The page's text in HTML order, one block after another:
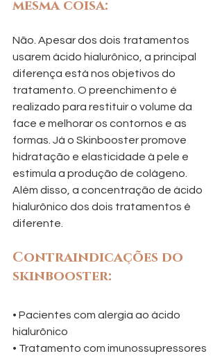
mesma coisa:
Não. Apesar dos dois tratamentos
usarem ácido hialurônico, a principal
diferença está nos objetivos do
tratamento. O preenchimento é
realizado para restituir o volume da
face e melhorar os contornos e as
formas. Já o Skinbooster promove
hidratação e elasticidade à pele e
estimula a produção de colágeno.
Além disso, a concentração de ácido
hialurônico dos dois tratamentos é
diferente.
Contraindicações do
skinbooster:
• Pacientes com alergia ao ácido
hialurônico
• Tratamento com imunossupressores